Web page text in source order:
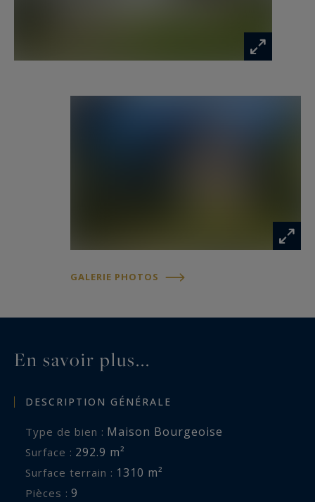
métro), aux écoles et aux commodités, dont un
centre commercial à proximité. L’autoroute A13
GALERIE PHOTOS
En savoir plus...
DESCRIPTION GÉNÉRALE
Type de bien : Maison Bourgeoise
Surface : 292.9 m²
Surface terrain : 1310 m²
Pièces : 9